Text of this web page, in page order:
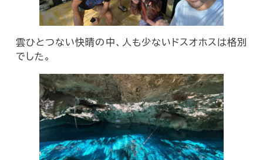
雲ひとつない快晴の中、人も少ないドスオホスは格別
でした。